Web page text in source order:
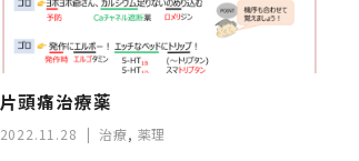
片頭痛治療薬
2022.11.28 治療, 薬理